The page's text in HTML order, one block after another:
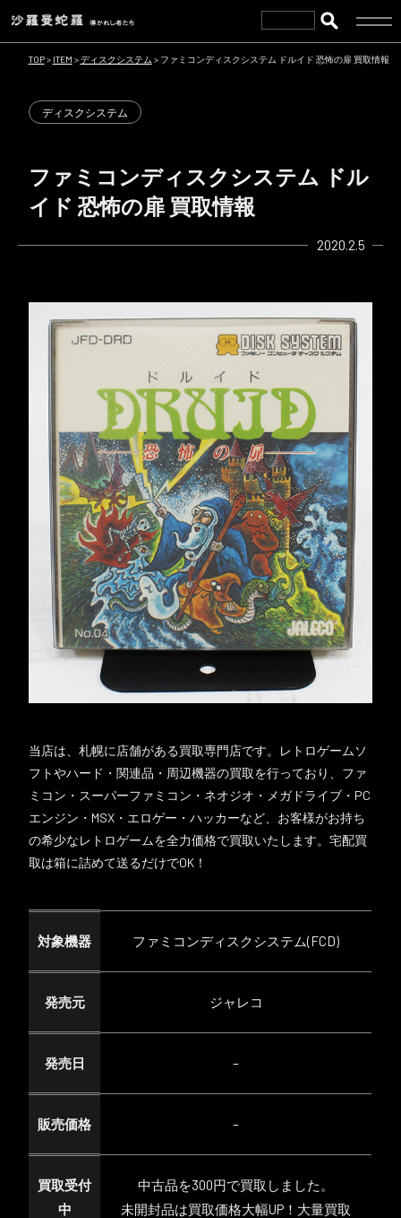
TOP> ITEM >ディスクシステム > ファミコンディスクシステム ドルイド 恐怖の扉 買取情報
ディスクシステム
ファミコンディスクシステム ドル
イド 恐怖の扉 買取情報
2020.2.5
当店は、札幌に店舗がある買取専門店です。レトロゲームソ
フトやハード・関連品・周辺機器の買取を行っており、ファ
ミコン・スーパーファミコン・ネオジオ・メガドライブ・PC
エンジン・MSX・エロゲー・ハッカーなど、お客様がお持ち
の希少なレトロゲームを全力価格で買取いたします。宅配買
取は箱に詰めて送るだけでOK！
対象機器 ファミコンディスクシステム(FCD)
発売元 ジャレコ
発売日 –
販売価格 –
買取受付
中
中古品を300円で買取しました。
未開封品は買取価格大幅UP！大量買取